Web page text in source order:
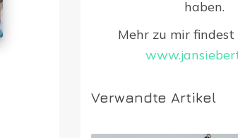
haben.
Mehr zu mir
Verwandte Artikel